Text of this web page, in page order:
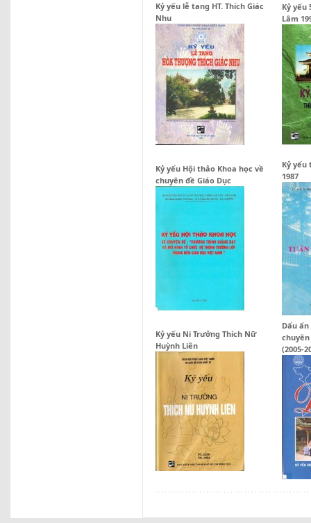
Kỷ yếu lễ tang HT. Thích Giác
Nhu
Kỷ yếu
Lâm
Kỷ yếu Hội thảo Khoa học về
chuyên đề Giáo Dục
Kỷ yếu
1987
Kỷ yếu Ni Trưởng Thích Nữ
Huỳnh Liên
Dấu
chuyên
(2005-